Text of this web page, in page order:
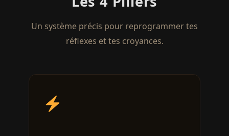
Un système précis pour reprogrammer tes
réflexes et tes croyances.